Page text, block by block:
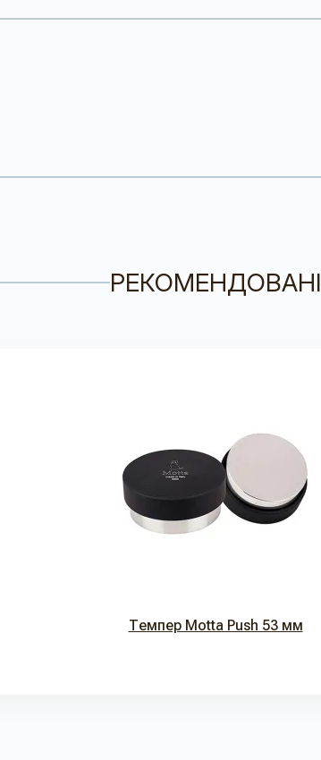
РЕКОМЕНДОВАНІ
Темпер Motta Push 53 мм